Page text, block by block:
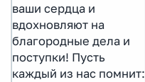
ваши сердца и
вдохновляют на
благородные дела и
поступки! Пусть
каждый из нас помнит: